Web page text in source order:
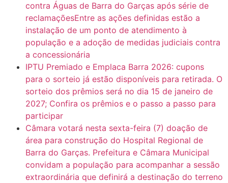
contra Águas de Barra do Garças após série de
reclamaçõesEntre as ações definidas estão a
instalação de um ponto de atendimento à
população e a adoção de medidas judiciais contra
a concessionária
IPTU Premiado e Emplaca Barra 2026: cupons
para o sorteio já estão disponíveis para retirada. O
sorteio dos prêmios será no dia 15 de janeiro de
2027; Confira os prêmios e o passo a passo para
participar
Câmara votará nesta sexta-feira (7) doação de
área para construção do Hospital Regional de
Barra do Garças. Prefeitura e Câmara Municipal
convidam a população para acompanhar a sessão
extraordinária que definirá a destinação do terreno